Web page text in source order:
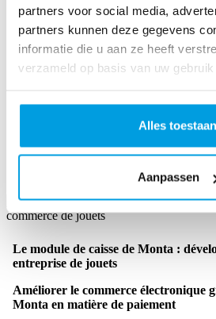
partners voor social media,
partners kunnen deze gegevens
informatie die u aan ze heeft
verzameld op basis van uw
Alles toestaan
Aanpassen
commandes.
Le contrôle des stocks amélioré pour
jouets
indispensable pour toute boutique en
Le module de caisse de Monta :
entreprise de jouets
Améliorer le commerce électronique
Monta en matière de paiement